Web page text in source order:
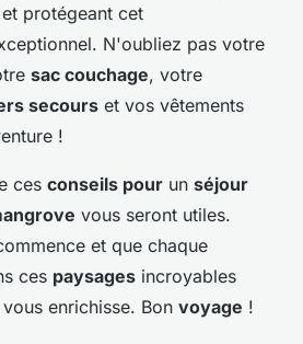
protégeant cet
N'oubliez pas votre
sac couchage, votre
secours et vos vêtements
!
ces conseils pour un séjour
vous seront utiles.
et que chaque
ces paysages incroyables
enrichisse. Bon voyage !